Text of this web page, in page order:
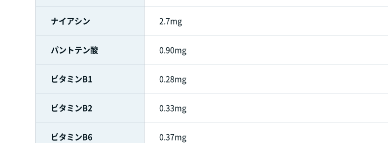
ナイアシン 2.7mg
パントテン酸 0.90mg
ビタミンB1 0.28mg
ビタミンB2 0.33mg
ビタミンB6 0.37mg